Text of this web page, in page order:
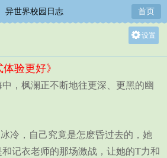
异世界校园日志 首页
设置
中
验更好》
枫澜正不断地往更深、更黑的幽
，自己究竟是怎麽昏过去的，她
记衣老师的那场激战，让她的T力和